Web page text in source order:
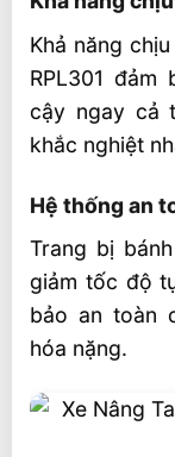
Pin
người
Thông
Pallet
Ứng
Truck
Những
Khả
Khả năng
RPL301
cậy ngay cả
khắc nghiệt
Hệ thống an
Trang bị
giảm tốc độ
bảo an toàn
hóa nặng.